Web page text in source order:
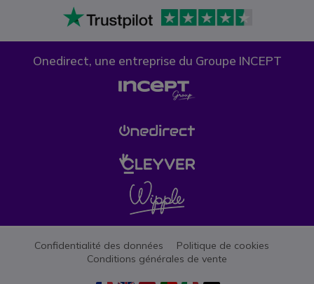
Onedirect, une entreprise du Groupe INCEPT
Confidentialité des données
Politique de cookies
Conditions générales de vente